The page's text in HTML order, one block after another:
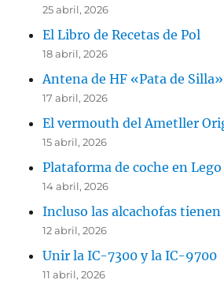
25 abril, 2026
El Libro de Recetas de Pol
18 abril, 2026
Antena de HF «Pata de Silla»
17 abril, 2026
El vermouth del Ametller
15 abril, 2026
Plataforma de coche en Lego
14 abril, 2026
Incluso las alcachofas
12 abril, 2026
Unir la IC-7300 y la IC-9700
11 abril, 2026